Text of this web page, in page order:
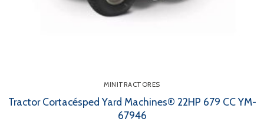
MINITRACTORES
Tractor Cortacésped Yard Machines® 22HP 679 CC YM-
67946